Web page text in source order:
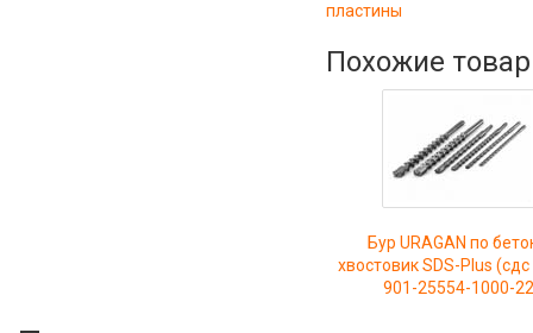
пластины
Похожие
Бур URAGAN по
хвостовик SDS-Plus
901-25554-1000-